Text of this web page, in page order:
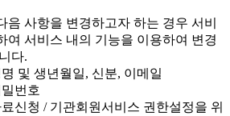
음 사항을 변경하고자 하는 경우 서비
여 서비스 내의 기능을 이용하여 변경
다.
및 생년월일, 신분, 이메일
번호
신청 / 기관회원서비스 권한설정을 위